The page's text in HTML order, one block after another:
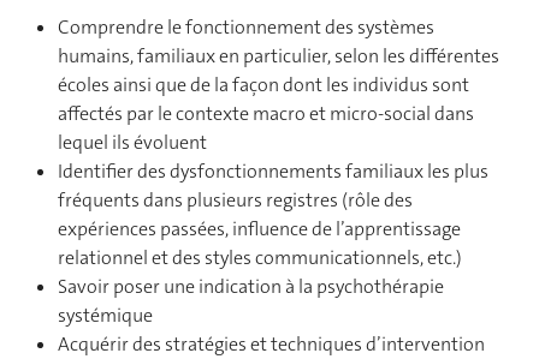
Comprendre le fonctionnement des systèmes
humains, familiaux en particulier, selon les différentes
écoles ainsi que de la façon dont les individus sont
affectés par le contexte macro et micro-social dans
lequel ils évoluent
Identifier des dysfonctionnements familiaux les plus
fréquents dans plusieurs registres (rôle des
expériences passées, influence de l’apprentissage
relationnel et des styles communicationnels, etc.)
Savoir poser une indication à la psychothérapie
systémique
Acquérir des stratégies et techniques d’intervention